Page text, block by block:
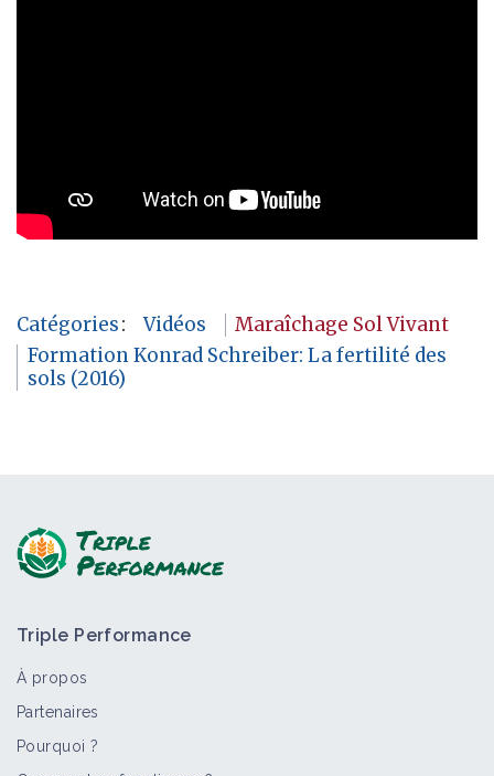
Catégories: Vidéos
Maraîchage Sol Vivant
Formation Konrad Schreiber: La fertilité des
sols (2016)
Triple Performance
À propos
Partenaires
Pourquoi ?